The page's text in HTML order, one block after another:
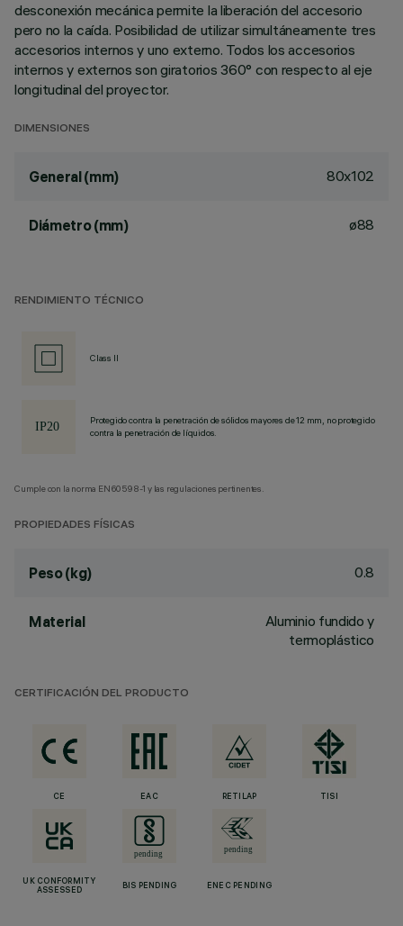
desconexión mecánica permite la liberación del accesorio
pero no la caída. Posibilidad de utilizar simultáneamente tres
accesorios internos y uno externo. Todos los accesorios
internos y externos son giratorios 360° con respecto al eje
longitudinal del proyector.
DIMENSIONES
General (mm) 80x102
Diámetro (mm) ø88
RENDIMIENTO TÉCNICO
Class II
Protegido contra la penetración de sólidos mayores de 12 mm, no protegido
contra la penetración de líquidos.
Cumple con la norma EN60598-1 y las regulaciones pertinentes.
PROPIEDADES FÍSICAS
Peso (kg) 0.8
Material
Aluminio fundido y
termoplástico
CERTIFICACIÓN DEL PRODUCTO
CE EAC RETILAP TISI
UK CONFORMITY
ASSESSED
BIS PENDING ENEC PENDING